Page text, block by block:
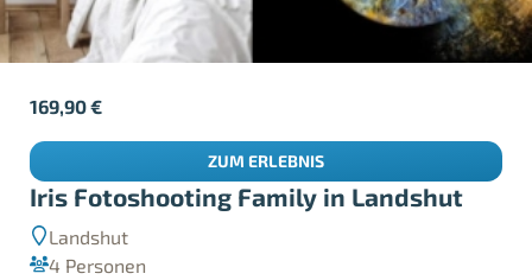
Iris Fotoshooting Family in Landshut
Landshut
4 Personen
169,90€
ZUM ERLEBNIS